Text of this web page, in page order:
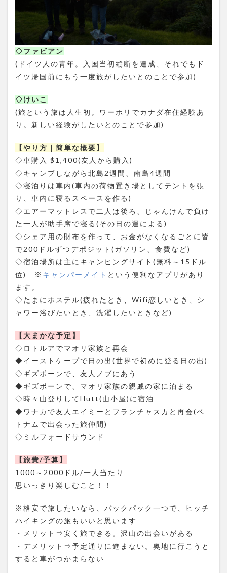
◇ファビアン
(ドイツ人の青年。入国当初縦断を達成、それでもド
イツ帰国前にもう一度旅がしたいとのことで参加)
◇けいこ
(旅という旅は人生初。ワーホリでカナダ在住経験あ
り。新しい経験がしたいとのことで参加)
【やり方｜簡単な概要】
◇車購入 $1,400(友人から購入)
◇キャンプしながら北島2週間、南島4週間
◇寝泊りは車内(車内の荷物置き場としてテントを張
り、車内に寝るスペースを作る)
◇エアーマットレスで二人は後ろ、じゃんけんで負け
た一人が助手席で寝る(その日の運による)
◇シェア用の財布を作って、お金がなくなるごとに皆
で200ドルずつデポジット(ガソリン、食費など)
◇宿泊場所は主にキャンピングサイト(無料～15ドル
位) ※ キャンパーメイト という便利なアプリがあり
ます。
◇たまにホステル(疲れたとき、Wifi恋しいとき、シ
ャワー浴びたいとき、洗濯したいときなど)
【大まかな予定】
◇ロトルアでマオリ家族と再会
◆イーストケープで日の出(世界で初めに登る日の出)
◇ギズボーンで、友人ノブにあう
◆ギズボーンで、マオリ家族の親戚の家に泊まる
◇時々山登りしてHutt(山小屋)に宿泊
◆ワナカで友人エイミーとフランチャスカと再会(ベ
トナムで出会った旅仲間)
◇ミルフォードサウンド
【旅費/予算】
1000～2000ドル/一人当たり
思いっきり楽しむこと！！
※格安で旅したいなら、バックパック一つで、ヒッチ
ハイキングの旅もいいと思います
・メリット⇒安く旅できる。沢山の出会いがある
・デメリット⇒予定通りに進まない。奥地に行こうと
すると車がつかまらない